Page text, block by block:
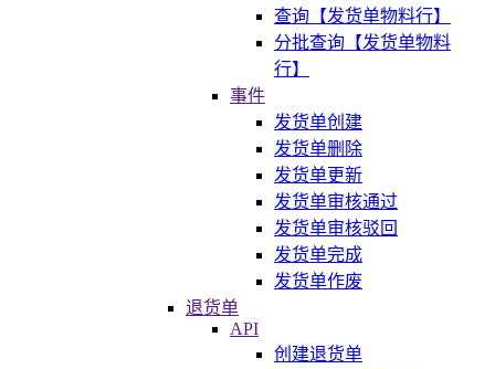
查询【发货单物料行】
分批查询【发货单物料
行】
事件
发货单创建
发货单删除
发货单更新
发货单审核通过
发货单审核驳回
发货单完成
发货单作废
退货单
API
创建退货单